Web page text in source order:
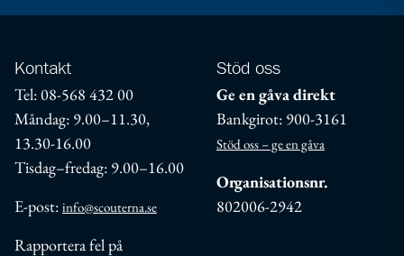
Kontakt
Tel: 08-568 432 00
Måndag: 9.00–11.30,
13.30-16.00
Tisdag–fredag: 9.00–16.00
E-post: info@scouterna.se
Rapportera fel på
Stöd oss
Ge en gåva direkt
Bankgirot: 900-3161
Stöd oss – ge en gåva
Organisationsnr.
802006-2942